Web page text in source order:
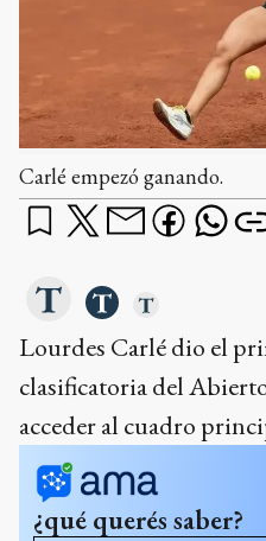
Carlé empezó ganando.
Lourdes Carlé dio el
clasificatoria del
acceder al cuadro
¿qué querés saber?